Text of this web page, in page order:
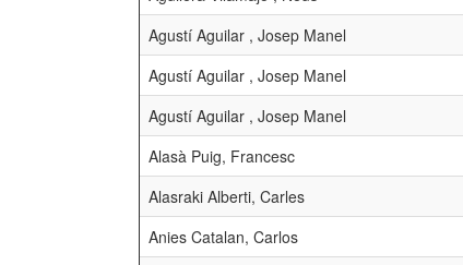
Agustí Aguilar , Josep Manel
Agustí Aguilar , Josep Manel
Agustí Aguilar , Josep Manel
Alasà Puig, Francesc
Alasraki Alberti, Carles
Anies Catalan, Carlos